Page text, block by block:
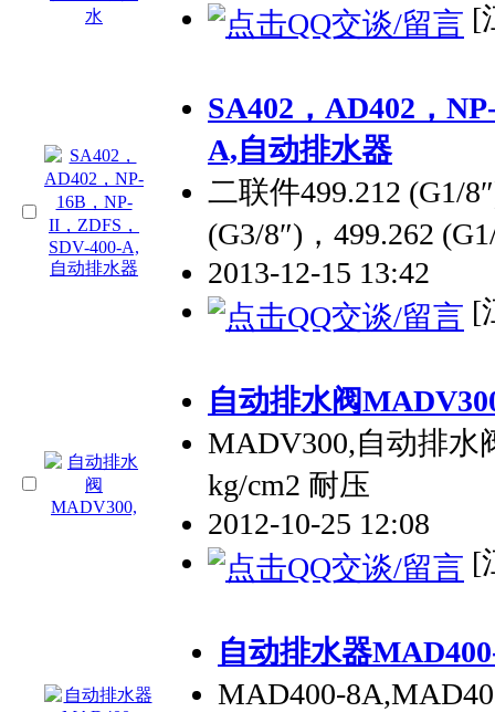
[
SA402，AD402，
A,自动排水器
二联件499.212 (G1/
(G3/8″)，499.262
2013-12-15 13:42
[
自动排水阀
MADV300,自动排水
kg/cm2 耐压
2012-10-25 12:08
[
自动排水器
MAD400-